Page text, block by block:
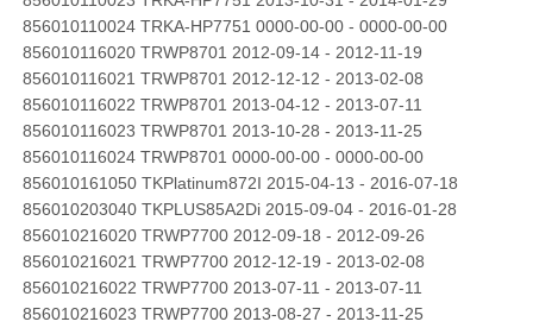
856010110024 TRKA-HP7751 0000-00-00 - 0000-00-00
856010116020 TRWP8701 2012-09-14 - 2012-11-19
856010116021 TRWP8701 2012-12-12 - 2013-02-08
856010116022 TRWP8701 2013-04-12 - 2013-07-11
856010116023 TRWP8701 2013-10-28 - 2013-11-25
856010116024 TRWP8701 0000-00-00 - 0000-00-00
856010161050 TKPlatinum872I 2015-04-13 - 2016-07-18
856010203040 TKPLUS85A2Di 2015-09-04 - 2016-01-28
856010216020 TRWP7700 2012-09-18 - 2012-09-26
856010216021 TRWP7700 2012-12-19 - 2013-02-08
856010216022 TRWP7700 2013-07-11 - 2013-07-11
856010216023 TRWP7700 2013-08-27 - 2013-11-25